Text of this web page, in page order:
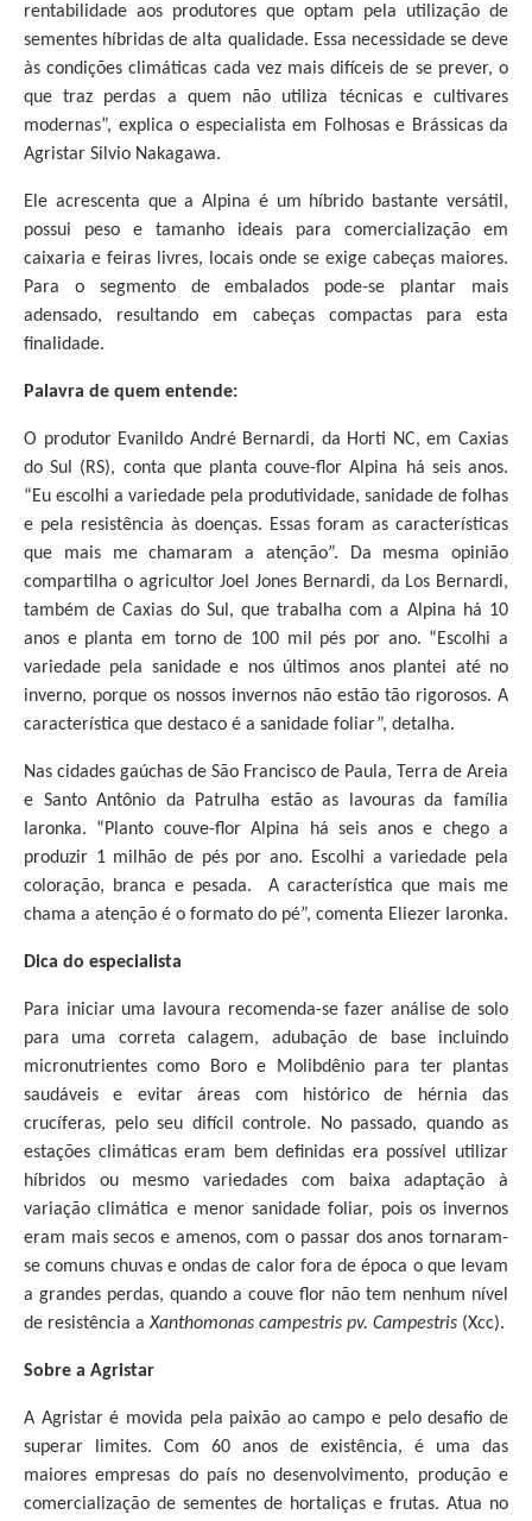
rentabilidade aos produtores que optam pela utilização de
sementes híbridas de alta qualidade. Essa necessidade se deve
às condições climáticas cada vez mais difíceis de se prever, o
que traz perdas a quem não utiliza técnicas e cultivares
modernas”, explica o especialista em Folhosas e Brássicas da
Agristar Silvio Nakagawa.
Ele acrescenta que a Alpina é um híbrido bastante versátil,
possui peso e tamanho ideais para comercialização em
caixaria e feiras livres, locais onde se exige cabeças maiores.
Para o segmento de embalados pode-se plantar mais
adensado, resultando em cabeças compactas para esta
finalidade.
Palavra de quem entende:
O produtor Evanildo André Bernardi, da Horti NC, em Caxias
do Sul (RS), conta que planta couve-flor Alpina há seis anos.
“Eu escolhi a variedade pela produtividade, sanidade de folhas
e pela resistência às doenças. Essas foram as características
que mais me chamaram a atenção”. Da mesma opinião
compartilha o agricultor Joel Jones Bernardi, da Los Bernardi,
também de Caxias do Sul, que trabalha com a Alpina há 10
anos e planta em torno de 100 mil pés por ano. “Escolhi a
variedade pela sanidade e nos últimos anos plantei até no
inverno, porque os nossos invernos não estão tão rigorosos. A
característica que destaco é a sanidade foliar”, detalha.
Nas cidades gaúchas de São Francisco de Paula, Terra de Areia
e Santo Antônio da Patrulha estão as lavouras da família
Iaronka. “Planto couve-flor Alpina há seis anos e chego a
produzir 1 milhão de pés por ano. Escolhi a variedade pela
coloração, branca e pesada. A característica que mais me
chama a atenção é o formato do pé”, comenta Eliezer Iaronka.
Dica do especialista
Para iniciar uma lavoura recomenda-se fazer análise de solo
para uma correta calagem, adubação de base incluindo
micronutrientes como Boro e Molibdênio para ter plantas
saudáveis e evitar áreas com histórico de hérnia das
crucíferas, pelo seu difícil controle. No passado, quando as
estações climáticas eram bem definidas era possível utilizar
híbridos ou mesmo variedades com baixa adaptação à
variação climática e menor sanidade foliar, pois os invernos
eram mais secos e amenos, com o passar dos anos tornaram-
se comuns chuvas e ondas de calor fora de época o que levam
a grandes perdas, quando a couve flor não tem nenhum nível
de resistência aXanthomonas campestris pv. Campestris (Xcc).
Sobre a Agristar
A Agristar é movida pela paixão ao campo e pelo desafio de
superar limites. Com 60 anos de existência, é uma das
maiores empresas do país no desenvolvimento, produção e
comercialização de sementes de hortaliças e frutas. Atua no